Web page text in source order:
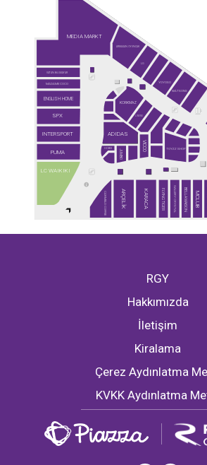
ADIDAS
ARÇELİK
ARMAĞAN OYUNCAK
BELLA MAISON
FLYING TIGER
CARMELO COFFEE
ENGLISH HOME
GALLERY CRYSTAL
HOBIX
INTERSPORT
JUMBO
KARACA
KORKMAZ
LC WAIKIKI
MADAME COCO
MEDIA MARKT
PUMA
SPX
TOYZZ SHOP
VATAN BİLGİSAYAR
VICCO
WATSONS
YOYOSO
MCLUB
RGY
Hakkımızda
İletişim
Kiralama
Çerez Aydınlatma
KVKK Aydınlatma